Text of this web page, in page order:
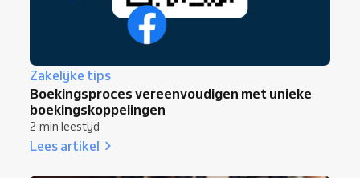
Zakelijke tips
Boekingsproces vereenvoudigen met unieke
boekingskoppelingen
2 min leestijd
Lees artikel